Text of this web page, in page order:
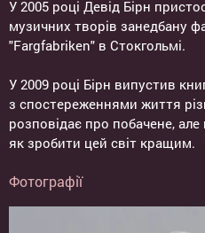
У 2005 році Девід Бірн
музичних творів занедбану
"Fargfabriken" в Стокгольмі.
У 2009 році Бірн випустив
з спостереженнями життя
розповідає про побачене,
як зробити цей світ кращим.
Фотографії